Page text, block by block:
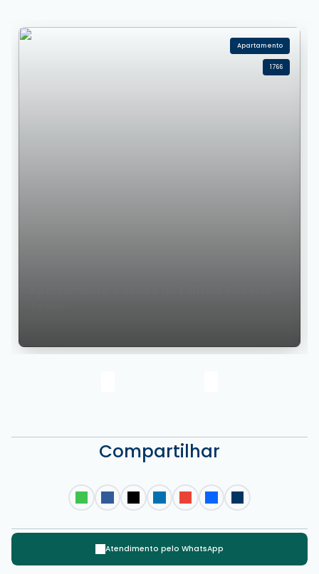
Apartamento
1766
Compartilhar
Atendimento pelo WhatsApp